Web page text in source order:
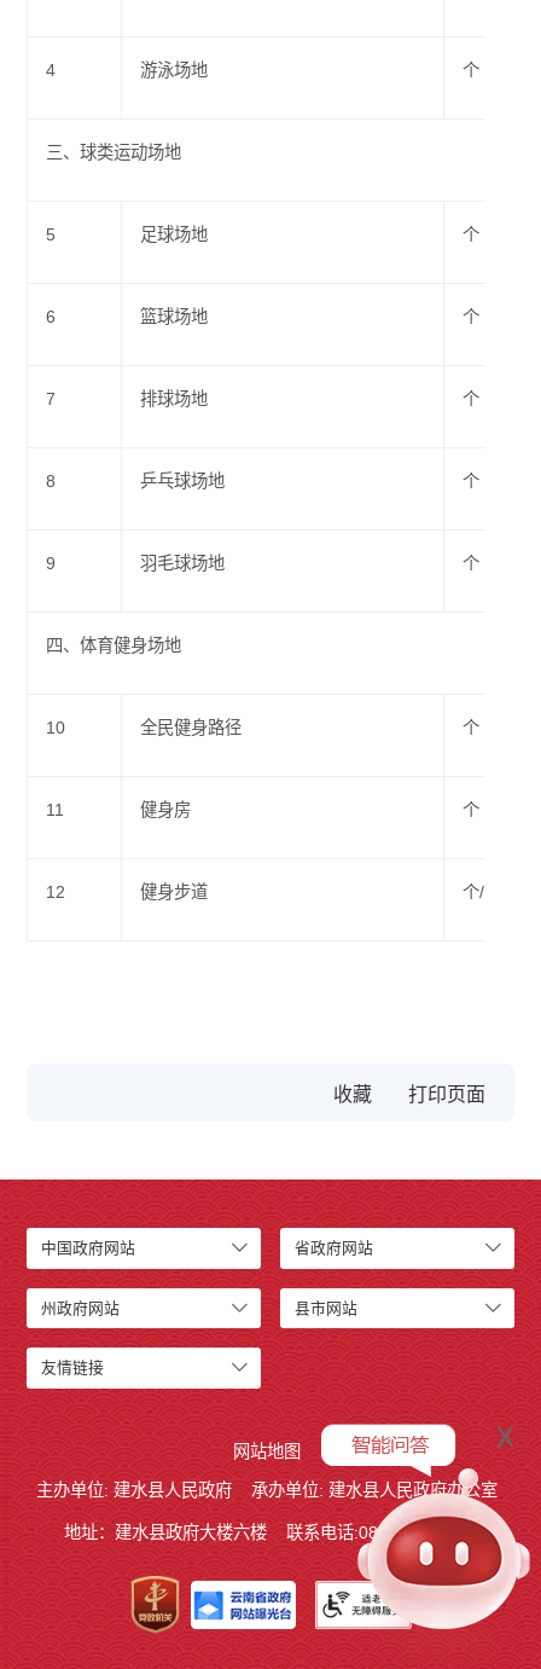
4 游泳场地 个
三、球类运动场地
5 足球场地 个
6 篮球场地 个
7 排球场地 个
8 乒乓球场地 个
9 羽毛球场地 个
四、体育健身场地
10 全民健身路径 个
11 健身房 个
12 健身步道 个/公里
收藏
中国政府网站 省政府网站
州政府网站 县市网站
友情链接
网站地图
主办单位: 建水县人民政府
承办单位: 建水县人民政府办公室
地址：建水县政府大楼六楼 联系电话:0873-7613938
x